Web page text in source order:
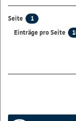
Seite
1
Einträge pro Seite